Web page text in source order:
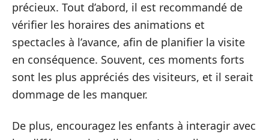
précieux. Tout d’abord, il est recommandé de
vérifier les horaires des animations et
spectacles à l’avance, afin de planifier la visite
en conséquence. Souvent, ces moments forts
sont les plus appréciés des visiteurs, et il serait
dommage de les manquer.
De plus, encouragez les enfants à interagir avec